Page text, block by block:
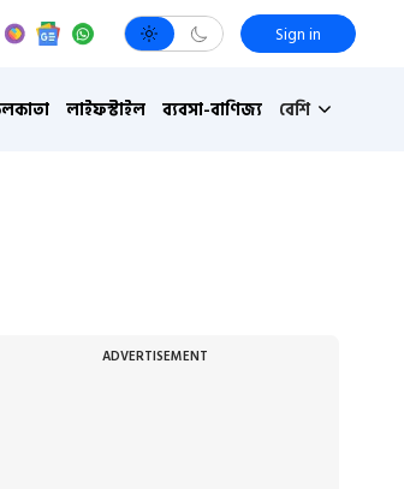
Sign in
লাইফস্টাইল ব্যবসা-বাণিজ্য বেশি
ADVERTISEMENT